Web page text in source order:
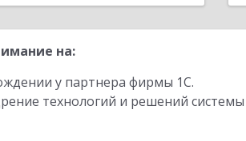
на:
у партнера фирмы 1С.
технологий и решений